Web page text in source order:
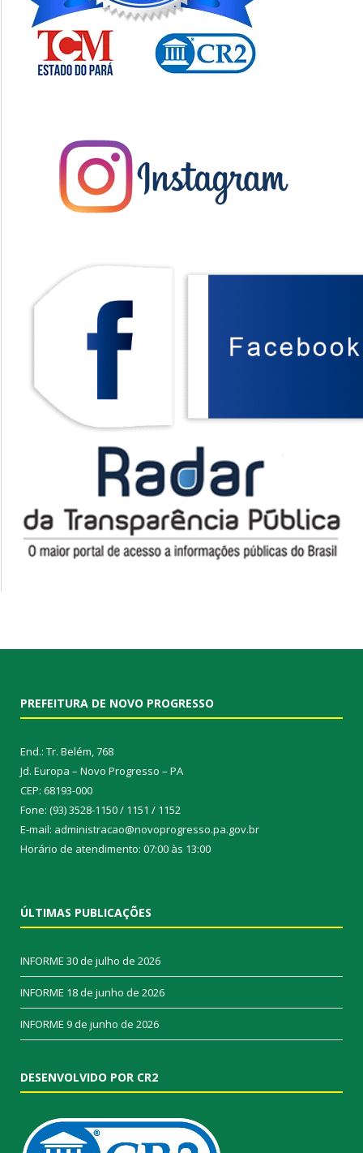
PREFEITURA DE NOVO PROGRESSO
End.: Tr. Belém, 768
Jd. Europa – Novo Progresso – PA
CEP: 68193-000
Fone: (93) 3528-1150 / 1151 / 1152
E-mail: administracao@novoprogresso.pa.gov.br
Horário de atendimento: 07:00 às 13:00
ÚLTIMAS PUBLICAÇÕES
INFORME 30 de julho de 2026
INFORME 18 de junho de 2026
INFORME 9 de junho de 2026
DESENVOLVIDO POR CR2